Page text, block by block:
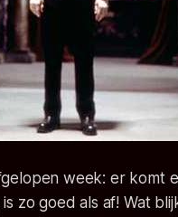
week: er komt
zo goed als af! Wat